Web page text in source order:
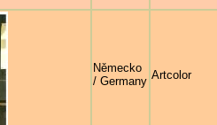
Německo
/ Germany Artcolor